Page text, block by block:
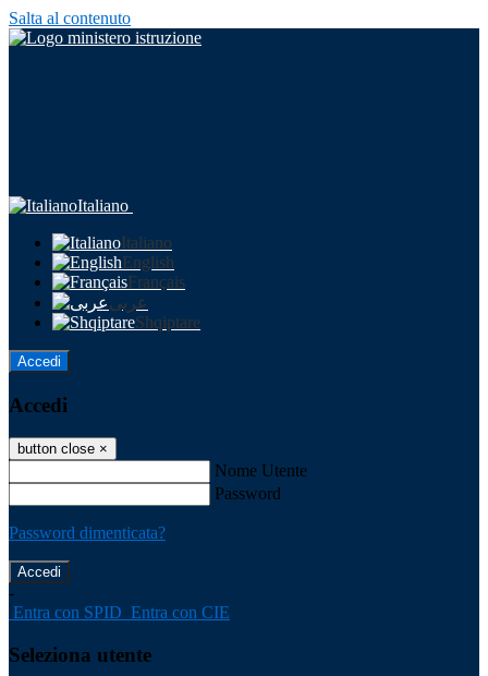
Salta al contenuto
Italiano
Italiano
English
Français
عربى
Shqiptare
Accedi
Accedi
button close ×
Nome Utente
Password
Password dimenticata?
-
Entra con SPID Entra con CIE
Seleziona utente